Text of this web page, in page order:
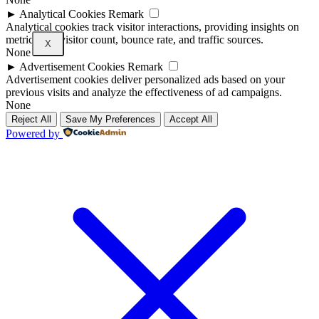
X
► Analytical Cookies Remark
Analytical cookies track visitor interactions, providing insights on
metrics like visitor count, bounce rate, and traffic sources.
None
► Advertisement Cookies Remark
Advertisement cookies deliver personalized ads based on your
previous visits and analyze the effectiveness of ad campaigns.
None
Reject All Save My Preferences Accept All
Powered by